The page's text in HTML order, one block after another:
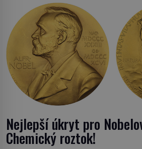
Nejlepší úkryt pro
Chemický roztok!